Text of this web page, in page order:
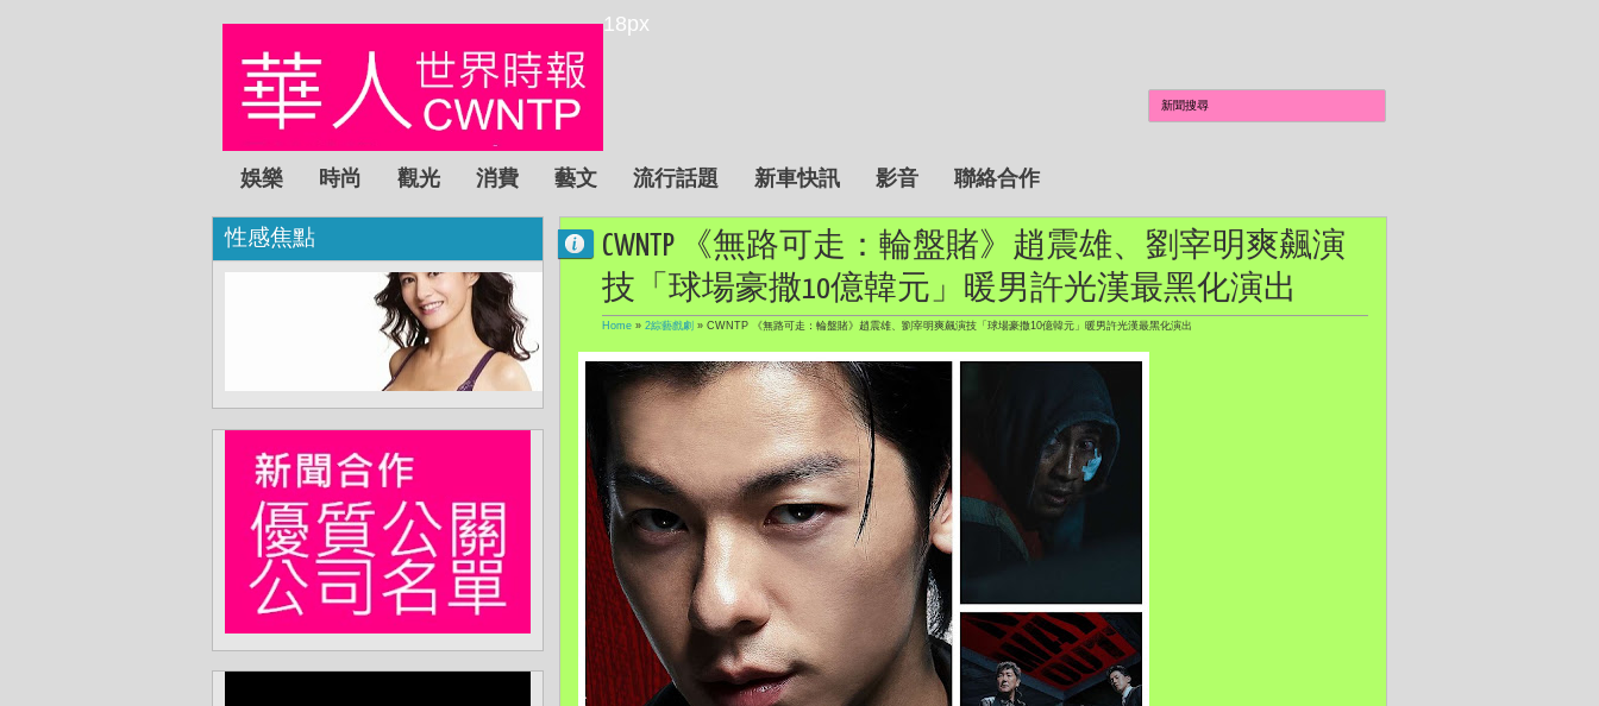
18px
娛樂 時尚 觀光 消費 藝文 流行話題 新車快訊 影音 聯絡合作
CWNTP 《無路可走：輪盤賭》趙震雄、劉宰明爽飆演
技「球場豪撒10億韓元」暖男許光漢最黑化演出
Home » 2綜藝戲劇 » CWNTP 《無路可走：輪盤賭》趙震雄、劉宰明爽飆演技「球場豪撒10億韓元」暖男許光漢最黑化演出
性感焦點